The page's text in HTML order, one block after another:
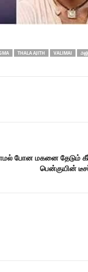
THALA AJITH VALIMAI
போன மகனை தேடும்
பென்குயின்